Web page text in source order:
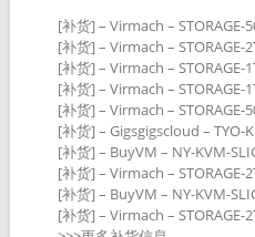
[补货] – Virmach – STORAGE-
[补货] – Virmach – STORAGE-
[补货] – Virmach – STORAGE-
[补货] – Virmach – STORAGE-
[补货] – Virmach – STORAGE-
[补货] – Gigsgigscloud – TYO-
[补货] – BuyVM – NY-KVM-
[补货] – Virmach – STORAGE-
[补货] – BuyVM – NY-KVM-
[补货] – Virmach – STORAGE-